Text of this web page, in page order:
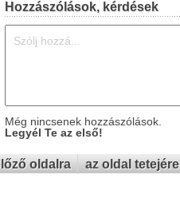
Hozzászólások, kérdések
Még nincsenek hozzászólások.
Legyél Te az első!
oldalra az oldal tetejére